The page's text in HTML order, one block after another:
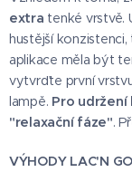
extra tenké vrstvě.
hustější
aplikace měla být
vytvrďte první
lampě. Pro udržení
"relaxační fáze".
VÝHODY LAC'N